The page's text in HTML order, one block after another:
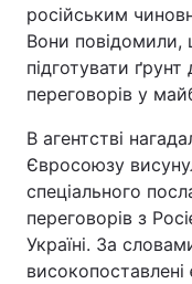
російським
Вони
підготувати
переговорів у
В агентстві
Євросоюзу
спеціального
переговорів з
Україні. За